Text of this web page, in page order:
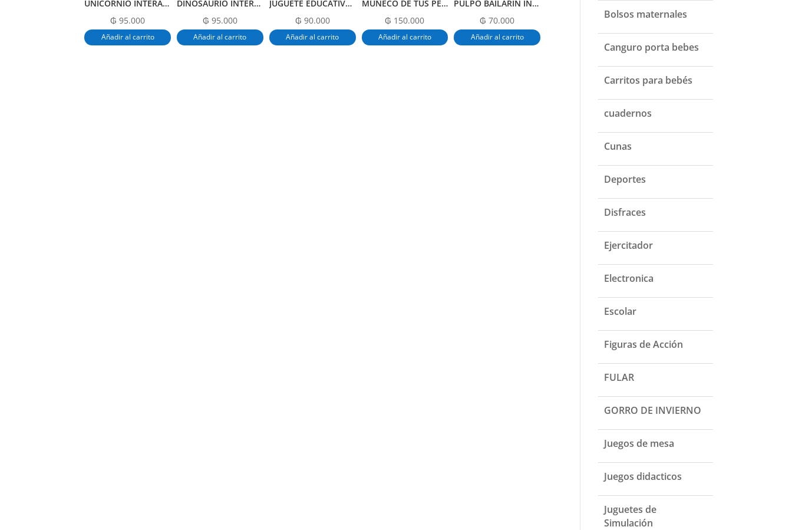
UNICORNIO INTERACTIVO
₲ 95.000
Añadir al carrito
DINOSAURIO INTERACTIVO
₲ 95.000
Añadir al carrito
JUGUETE EDUCATIVO APILABLE
₲ 90.000
Añadir al carrito
MUÑECO DE TUS PERSONAJES FAVORITOS
₲ 150.000
Añadir al carrito
PULPO BAILARIN INTERACTIVO
₲ 70.000
Añadir al carrito
PELOTA FLOTANTE CON LUCES PELOTA FLOTANTE CON LUCES
30.000
Añadir al carrito
₲200.000
Añadir al carrito
Bolsos maternales
Canguro porta bebes
Carritos para bebés
cuadernos
Cunas
Deportes
Disfraces
Ejercitador
Electronica
Escolar
Figuras de Acción
FULAR
GORRO DE INVIERNO
Juegos de mesa
Juegos didacticos
Juguetes de
Simulación